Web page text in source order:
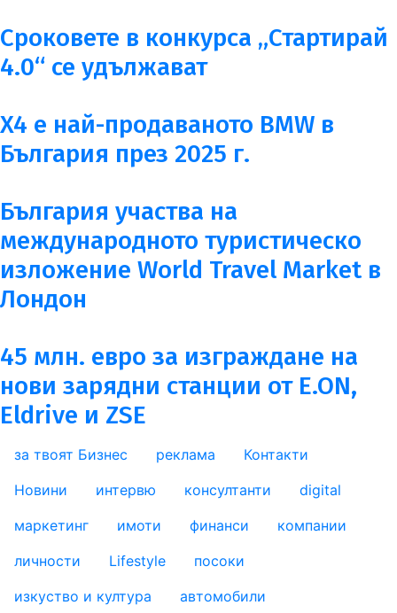
Сроковете в конкурса „Стартирай
4.0“ се удължават
X4 е най-продаваното BMW в
България през 2025 г.
България участва на
международното туристическо
изложение World Travel Market в
Лондон
45 млн. евро за изграждане на
нови зарядни станции от E.ON,
Eldrive и ZSE
за твоят Бизнес реклама Контакти
footer_statii
Новини интервю консултанти
digital
маркетинг
имоти финанси
компании
личности
Lifestyle
посоки
изкуство и култура
автомобили